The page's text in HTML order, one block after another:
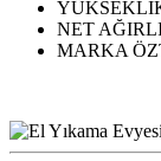
NET
MARKA